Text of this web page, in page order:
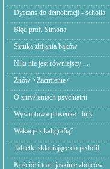
Dystans do demokracji - scholia
Błąd prof. Simona
Sztuka zbijania bąków
Nikt nie jest równiejszy ...
Znów >Zaćmienie<
O zmyśleniach psychiatrii
Wywrotowa piosenka - link
Wakacje z kaligrafią?
Tabletki skłaniające do pedofil
Kościół i teatr jaskinie zbójców